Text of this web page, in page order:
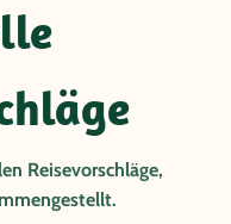
Reisevorschläge,